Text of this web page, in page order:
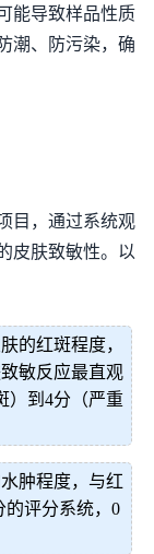
能导致样品性质
潮、防污染，确
目，通过系统观
皮肤致敏性。以
的红斑程度，
敏反应最直观
）到4分（严重
肿程度，与红
的评分系统，0